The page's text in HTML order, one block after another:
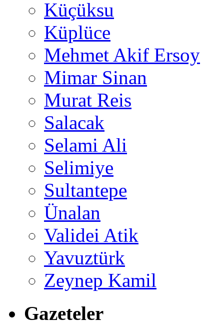
Küçüksu
Küplüce
Mehmet Akif Ersoy
Mimar Sinan
Murat Reis
Salacak
Selami Ali
Selimiye
Sultantepe
Ünalan
Validei Atik
Yavuztürk
Zeynep Kamil
Gazeteler